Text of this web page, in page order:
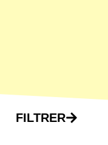
FILTRER